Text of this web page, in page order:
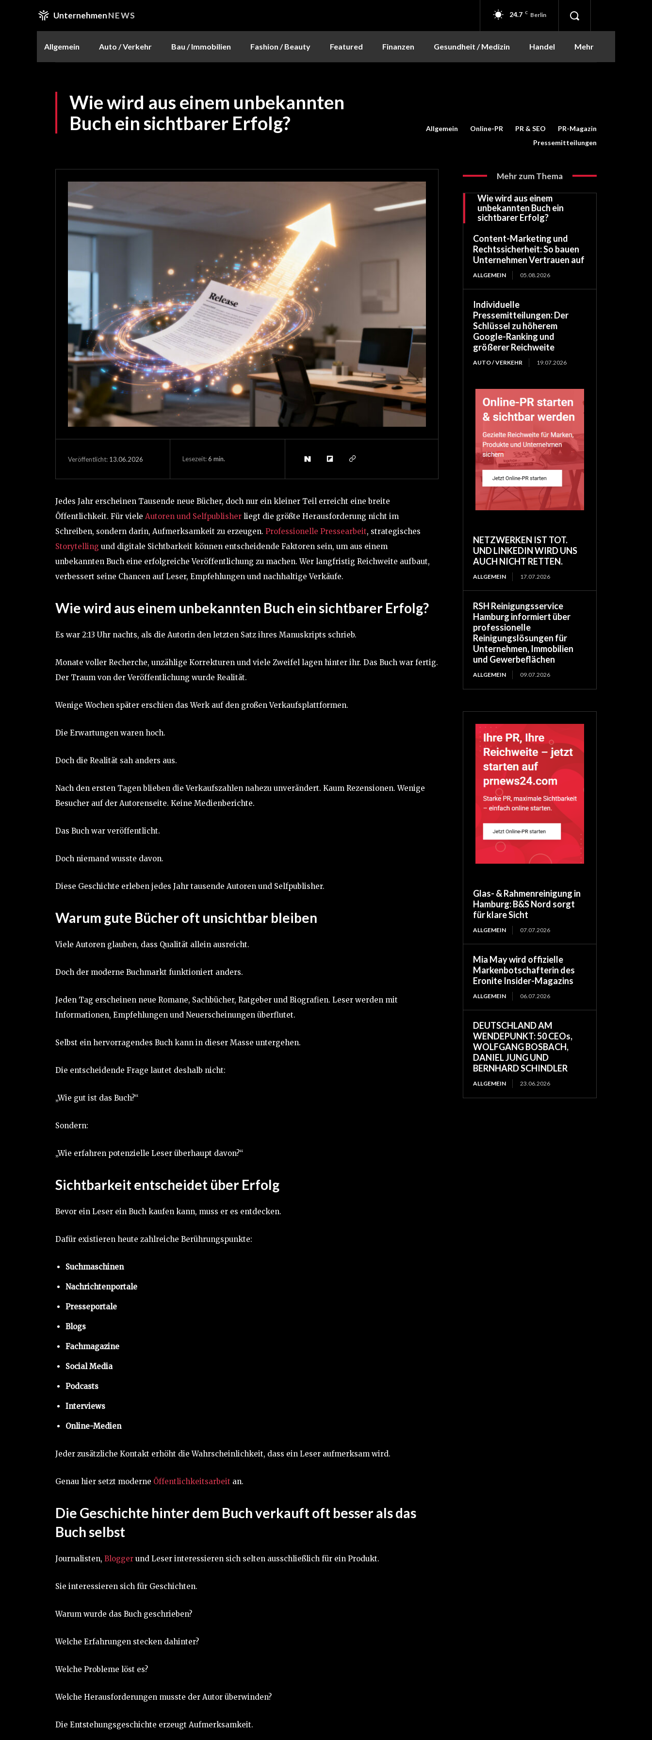
UnternehmenNEWS 24.7 C Berlin
Allgemein Auto / Verkehr Bau / Immobilien Fashion / Beauty Featured Finanzen Gesundheit / Medizin Handel Mehr
Wie wird aus einem unbekannten
Buch ein sichtbarer Erfolg?
Allgemein Online-PR PR & SEO
PR-Magazin
Pressemitteilungen
Veröffentlicht: 13.06.2026 Lesezeit:6 min.
Jedes Jahr erscheinen Tausende neue Bücher, doch nur ein kleiner Teil erreicht eine breite
Öffentlichkeit. Für viele Autoren und Selfpublisher liegt die größte Herausforderung nicht im
Schreiben, sondern darin, Aufmerksamkeit zu erzeugen. Professionelle Pressearbeit, strategisches
Storytelling und digitale Sichtbarkeit können entscheidende Faktoren sein, um aus einem
unbekannten Buch eine erfolgreiche Veröffentlichung zu machen. Wer langfristig Reichweite aufbaut,
verbessert seine Chancen auf Leser, Empfehlungen und nachhaltige Verkäufe.
Wie wird aus einem unbekannten Buch ein sichtbarer Erfolg?
Es war 2:13 Uhr nachts, als die Autorin den letzten Satz ihres Manuskripts schrieb.
Monate voller Recherche, unzählige Korrekturen und viele Zweifel lagen hinter ihr. Das Buch war fertig.
Der Traum von der Veröffentlichung wurde Realität.
Wenige Wochen später erschien das Werk auf den großen Verkaufsplattformen.
Die Erwartungen waren hoch.
Doch die Realität sah anders aus.
Nach den ersten Tagen blieben die Verkaufszahlen nahezu unverändert. Kaum Rezensionen. Wenige
Besucher auf der Autorenseite. Keine Medienberichte.
Das Buch war veröffentlicht.
Doch niemand wusste davon.
Diese Geschichte erleben jedes Jahr tausende Autoren und Selfpublisher.
Warum gute Bücher oft unsichtbar bleiben
Viele Autoren glauben, dass Qualität allein ausreicht.
Doch der moderne Buchmarkt funktioniert anders.
Jeden Tag erscheinen neue Romane, Sachbücher, Ratgeber und Biografien. Leser werden mit
Informationen, Empfehlungen und Neuerscheinungen überflutet.
Selbst ein hervorragendes Buch kann in dieser Masse untergehen.
Die entscheidende Frage lautet deshalb nicht:
„Wie gut ist das Buch?“
Sondern:
„Wie erfahren potenzielle Leser überhaupt davon?“
Sichtbarkeit entscheidet über Erfolg
Bevor ein Leser ein Buch kaufen kann, muss er es entdecken.
Dafür existieren heute zahlreiche Berührungspunkte:
Suchmaschinen
Nachrichtenportale
Presseportale
Blogs
Fachmagazine
Social Media
Podcasts
Interviews
Online-Medien
Jeder zusätzliche Kontakt erhöht die Wahrscheinlichkeit, dass ein Leser aufmerksam wird.
Genau hier setzt moderne Öffentlichkeitsarbeit an.
Die Geschichte hinter dem Buch verkauft oft besser als das
Buch selbst
Journalisten, Blogger und Leser interessieren sich selten ausschließlich für ein Produkt.
Sie interessieren sich für Geschichten.
Warum wurde das Buch geschrieben?
Welche Erfahrungen stecken dahinter?
Welche Probleme löst es?
Welche Herausforderungen musste der Autor überwinden?
Die Entstehungsgeschichte erzeugt Aufmerksamkeit.
Mehr zum Thema
Wie wird aus einem
unbekannten Buch ein
sichtbarer Erfolg?
Content-Marketing und
Rechtssicherheit: So bauen
Unternehmen Vertrauen auf
ALLGEMEIN 05.08.2026
Individuelle
Pressemitteilungen: Der
Schlüssel zu höherem
Google-Ranking und
größerer Reichweite
AUTO / VERKEHR 19.07.2026
NETZWERKEN IST TOT.
UND LINKEDIN WIRD UNS
AUCH NICHT RETTEN.
ALLGEMEIN 17.07.2026
RSH Reinigungsservice
Hamburg informiert über
professionelle
Reinigungslösungen für
Unternehmen, Immobilien
und Gewerbeflächen
ALLGEMEIN 09.07.2026
Glas- & Rahmenreinigung in
Hamburg: B&S Nord sorgt
für klare Sicht
ALLGEMEIN 07.07.2026
Mia May wird offizielle
Markenbotschafterin des
Eronite Insider-Magazins
ALLGEMEIN 06.07.2026
DEUTSCHLAND AM
WENDEPUNKT: 50 CEOs,
WOLFGANG BOSBACH,
DANIEL JUNG UND
BERNHARD SCHINDLER
ALLGEMEIN 23.06.2026